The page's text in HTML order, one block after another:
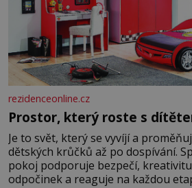
rezidenceonline.cz
Prostor, který roste s
Je to svět, který se vyvíjí a
dětských krůčků až po dospívání.
pokoj podporuje bezpečí,
odpočinek a reaguje na každou